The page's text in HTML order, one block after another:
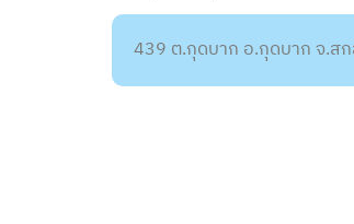
439 ต.กุดบาก อ.กุดบาก จ.ส